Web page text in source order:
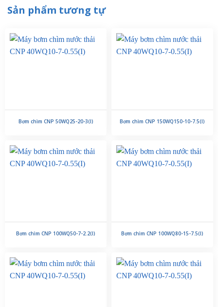
Sản phẩm tương tự
Bơm chìm CNP 50WQ25-20-3(I) Bơm chìm CNP 150WQ150-10-7.5(I)
Bơm chìm CNP 100WQ50-7-2.2(I) Bơm chìm CNP 100WQ80-15-7.5(I)